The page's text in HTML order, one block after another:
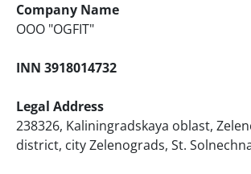
Company Name
ООО "OGFIT"
INN 3918014732
Legal Address
238326, Kaliningradskaya oblast,
district, city Zelenograds, St.